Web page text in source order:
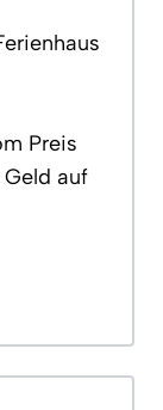
Preis
auf